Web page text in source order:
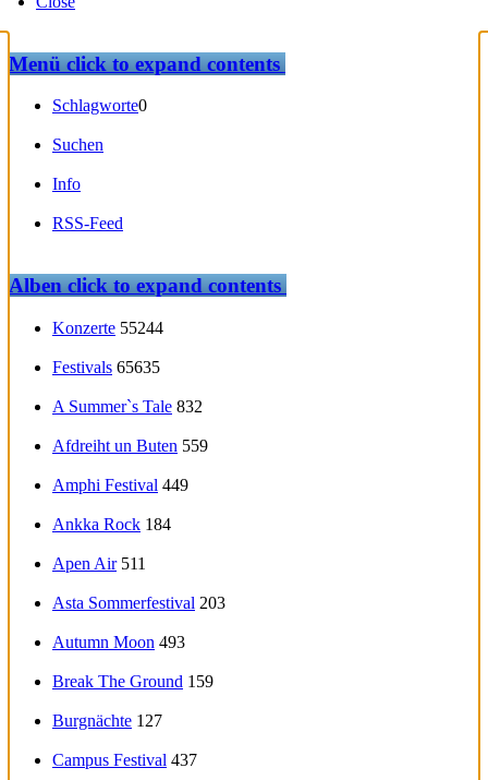
Menüclick to expand contents
Schlagworte0
Suchen
Info
RSS-Feed
Albenclick to expand contents
Konzerte 55244
Festivals 65635
A Summer`s Tale 832
Afdreiht un Buten 559
Amphi Festival 449
Ankka Rock 184
Apen Air 511
Asta Sommerfestival 203
Autumn Moon 493
Break The Ground 159
Burgnächte 127
Campus Festival 437